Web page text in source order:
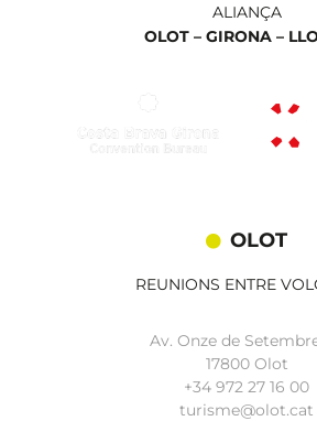
ALIANÇA
OLOT – GIRONA –
OLOT
REUNIONS ENTRE
Av. Onze de
17800 Olot
+34 972 27 16 00
turisme@olot.cat